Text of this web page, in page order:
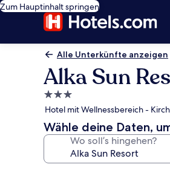
Zum Hauptinhalt springen
Alle Unterkünfte anzeigen
Alka Sun
3.0-
Sterne-
Unterkunft
Hotel mit Wellnessbereich -
Wähle deine Daten,
Wo soll’s hingehen?